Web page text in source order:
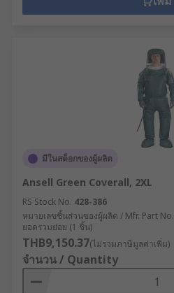
มีในสต็อกของผู้ผลิต
Ansell Green Coverall, 2XL
RS Stock No. 428-386
หมายเลขชิ้นส่วนของผู้ผลิต / Mfr. Part No.
ยอดรวมย่อย (1 ชิ้น)
THB9,150.37(ไม่รวมภาษีมูลค่าเพิ่ม)
จำนวน / Quantity